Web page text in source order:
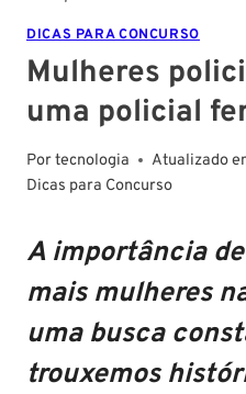
DICAS PARA CONCURSO
Mulheres
uma policial
Portecnologia Atualizado
Dicas para Concurso
A importância
mais mulheres
uma busca
trouxemos